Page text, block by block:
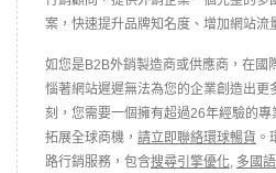
案，快速提升品牌知名度、增加網站流
如您是B2B外銷製造商或供應商，在國
惱著網站遲遲無法為您的企業創造出更
刻，您需要一個擁有超過26年經驗的
拓展全球商機， 請立即聯絡環球暢貨 。
路行銷服務，包含搜尋引擎優化, 多國